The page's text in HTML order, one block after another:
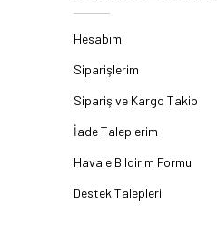
Hesabım
Siparişlerim
Sipariş ve Kargo Takip
İade Taleplerim
Havale Bildirim Formu
Destek Talepleri